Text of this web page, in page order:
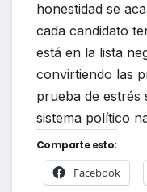
honestidad se
cada candidato
está en la lista
convirtiendo las
prueba de estrés
sistema político
Comparte esto:
Facebook